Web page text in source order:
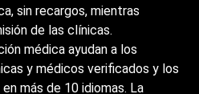
sin recargos, mientras
de las clínicas.
médica ayudan a los
y médicos verificados y los
más de 10 idiomas. La